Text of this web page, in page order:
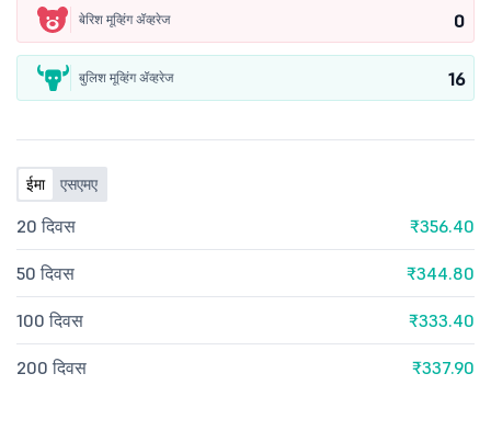
बेरिश मूव्हिंग ॲव्हरेज 0
बुलिश मूव्हिंग ॲव्हरेज 16
ईमा एसएमए
20 दिवस ₹356.40
50 दिवस ₹344.80
100 दिवस ₹333.40
200 दिवस ₹337.90